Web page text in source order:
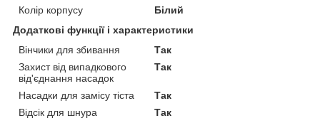
Колір корпусу
Білий
Додаткові функції і характеристики
Вінчики для збивання
Так
Захист від випадкового
від'єднання насадок
Так
Насадки для замісу тіста
Так
Відсік для шнура
Так